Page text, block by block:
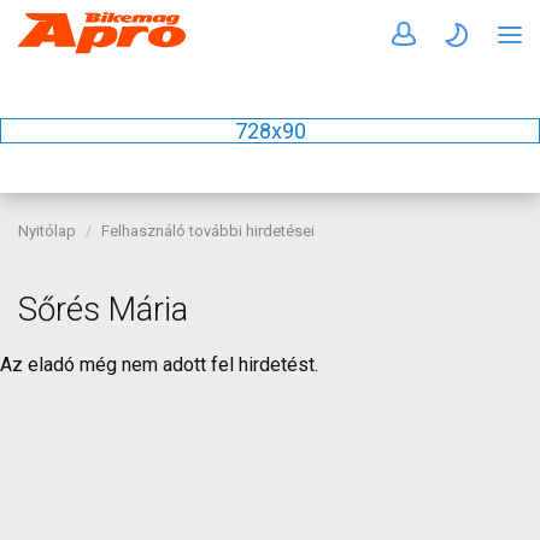
728x90
Nyitólap Felhasználó további hirdetései
Sőrés Mária
Az eladó még nem adott fel hirdetést.